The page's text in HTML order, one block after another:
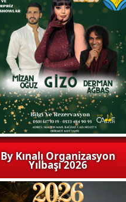
By Kınalı Organizasyon
Yılbaşı 2026